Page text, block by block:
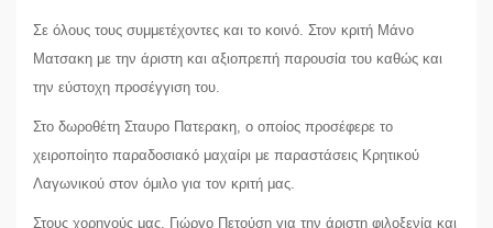
Σε όλους τους συμμετέχοντες και το κοινό. Στον κριτή Μάνο
Ματσακη με την άριστη και αξιοπρεπή παρουσία του καθώς και
την εύστοχη προσέγγιση του.
Στο δωροθέτη Σταυρο Πατερακη, ο οποίος προσέφερε το
χειροποίητο παραδοσιακό μαχαίρι με παραστάσεις Κρητικού
Λαγωνικού στον όμιλο για τον κριτή μας.
Στους χορηγούς μας. Γιώργο Πετούση για την άριστη φιλοξενία και